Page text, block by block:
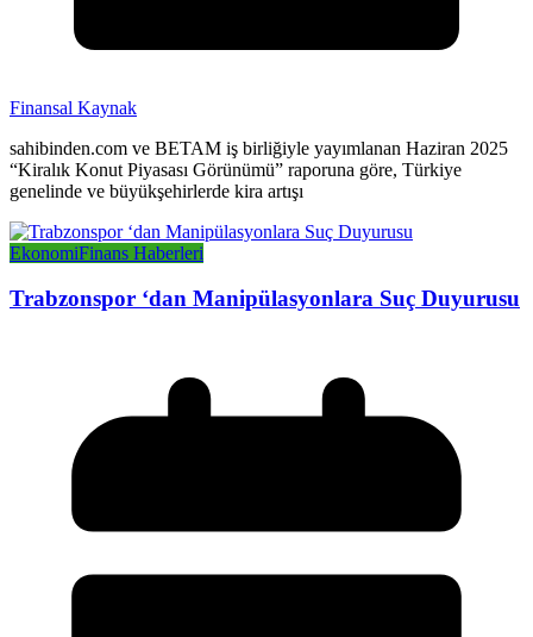
Finansal Kaynak
sahibinden.com ve BETAM iş birliğiyle yayımlanan Haziran 2025
“Kiralık Konut Piyasası Görünümü” raporuna göre, Türkiye
genelinde ve büyükşehirlerde kira artışı
EkonomiFinans Haberleri
Trabzonspor ‘dan Manipülasyonlara Suç Duyurusu